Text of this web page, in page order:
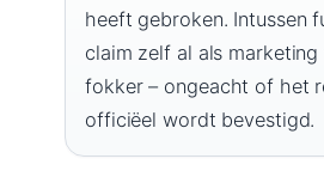
heeft gebroken. Intussen
claim zelf al als
fokker – ongeacht of het
officiëel wordt bevestigd.